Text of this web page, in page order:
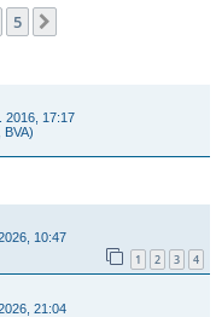
r
5
2016, 17:17
10:47
1 2 3 4
21:04